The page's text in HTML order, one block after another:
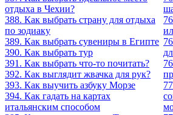
отдыха в Чехии?
388. Как выбрать страну для отдыха
по зодиаку
389. Как выбрать сувениры в Египте
390. Как выбрать тур
391. Как выбрать что-то почитать?
392. Как выглядит жвачка для рук?
393. Как выучить азбуку Морзе
394. Как гадать на картах
итальянским способом